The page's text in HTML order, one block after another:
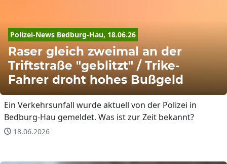
Polizei-News Bedburg-Hau, 18.06.26
Raser gleich zweimal an der
Triftstraße "geblitzt" / Trike-
Fahrer droht hohes Bußgeld
Ein Verkehrsunfall wurde aktuell von der Polizei in
Bedburg-Hau gemeldet. Was ist zur Zeit bekannt?
18.06.2026